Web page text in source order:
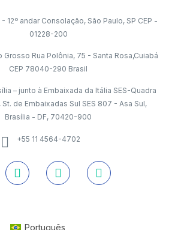
- 12º andar Consolação, São Paulo, SP CEP -
01228-200
Grosso Rua Polônia, 75 - Santa Rosa,Cuiabá
CEP 78040-290 Brasil
– junto à Embaixada da Itália SES-Quadra
de Embaixadas Sul SES 807 - Asa Sul,
Brasília - DF, 70420-900
+55 11 4564-4702
Português